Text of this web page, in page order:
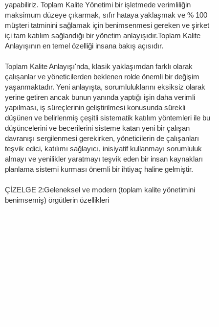
yapabiliriz. Toplam Kalite Yönetimi bir işletmede verimliliğin
maksimum düzeye çıkarmak, sıfır hataya yaklaşmak ve % 100
müşteri tatminini sağlamak için benimsenmesi gereken ve şirket
içi tam katılım sağlandığı bir yönetim anlayışıdır.Toplam Kalite
Anlayışının en temel özelliği insana bakış açısıdır.
Toplam Kalite Anlayışı'nda, klasik yaklaşımdan farklı olarak
çalışanlar ve yöneticilerden beklenen rolde önemli bir değişim
yaşanmaktadır. Yeni anlayışta, sorumluluklarını eksiksiz olarak
yerine getiren ancak bunun yanında yaptığı işin daha verimli
yapılması, iş süreçlerinin geliştirilmesi konusunda sürekli
düşünen ve belirlenmiş çeşitli sistematik katılım yöntemleri ile bu
düşüncelerini ve becerilerini sisteme katan yeni bir çalışan
davranışı sergilenmesi gerekirken, yöneticilerin de çalışanları
teşvik edici, katılımı sağlayıcı, inisiyatif kullanmayı sorumluluk
almayı ve yenilikler yaratmayı teşvik eden bir insan kaynakları
planlama sistemi kurması önemli bir ihtiyaç haline gelmiştir.
ÇİZELGE 2:Geleneksel ve modern (toplam kalite yönetimini
benimsemiş) örgütlerin özellikleri